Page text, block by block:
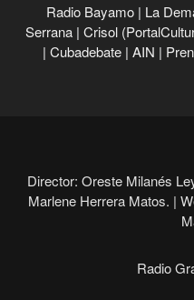
Radio Bayamo | La
Serrana | Crisol
| Cubadebate | AIN |
Director: Oreste Milanés
Marlene Herrera Matos. |
Radio